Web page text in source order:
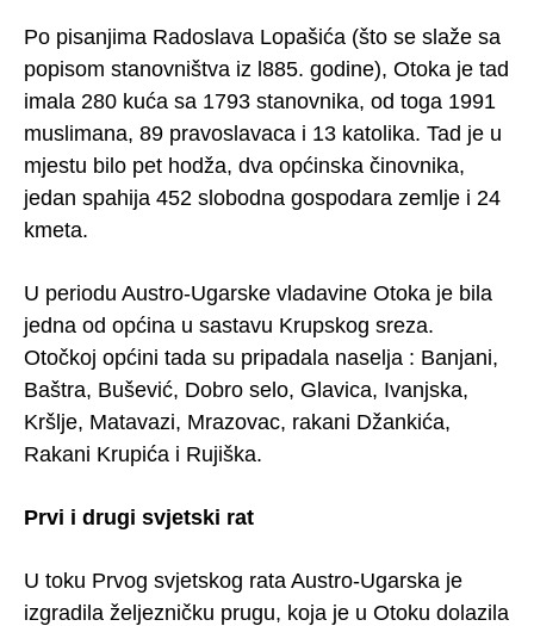
Po pisanjima Radoslava Lopašića (što se slaže sa
popisom stanovništva iz l885. godine), Otoka je tad
imala 280 kuća sa 1793 stanovnika, od toga 1991
muslimana, 89 pravoslavaca i 13 katolika. Tad je u
mjestu bilo pet hodža, dva općinska činovnika,
jedan spahija 452 slobodna gospodara zemlje i 24
kmeta.
U periodu Austro-Ugarske vladavine Otoka je bila
jedna od općina u sastavu Krupskog sreza.
Otočkoj općini tada su pripadala naselja : Banjani,
Baštra, Bušević, Dobro selo, Glavica, Ivanjska,
Kršlje, Matavazi, Mrazovac, rakani Džankića,
Rakani Krupića i Rujiška.
Prvi i drugi svjetski rat
U toku Prvog svjetskog rata Austro-Ugarska je
izgradila željezničku prugu, koja je u Otoku dolazila